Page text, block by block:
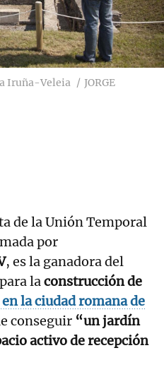
Iruña-Veleia
JORGE
de la Unión Temporal
por
, es la ganadora del
laconstrucción de
la ciudad romana de
conseguir “un jardín
activo de recepción